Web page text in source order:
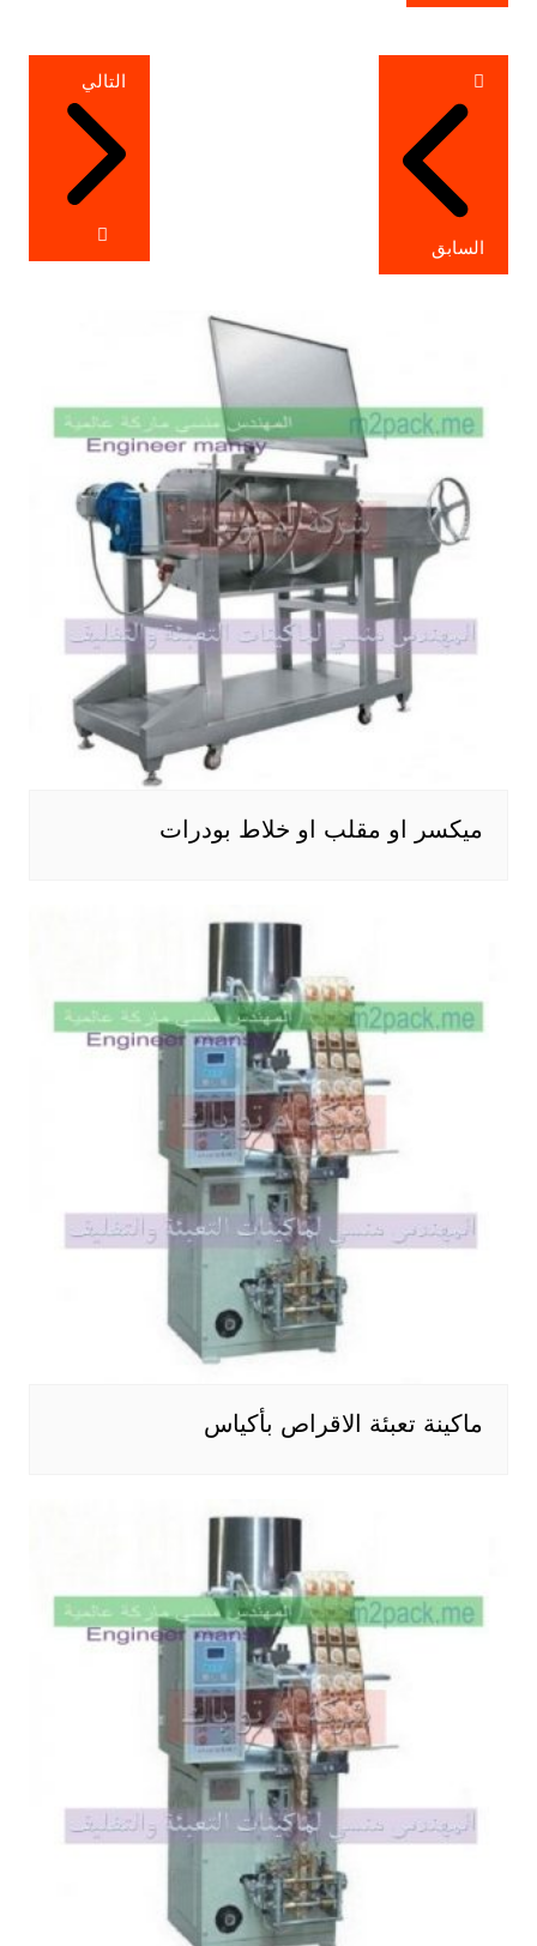
تصفّح
المقالات
السابق
التالي
ميكسر او مقلب او خلاط بودرات
ماكينة تعبئة الاقراص بأكياس